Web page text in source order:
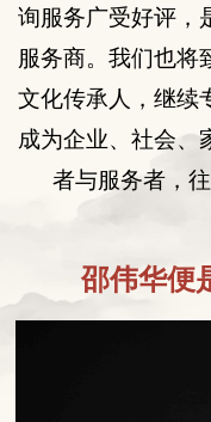
询服务广受好评
服务商。我们也将
文化传承人，继续
成为企业、社会、
者与服务者，
邵伟华便